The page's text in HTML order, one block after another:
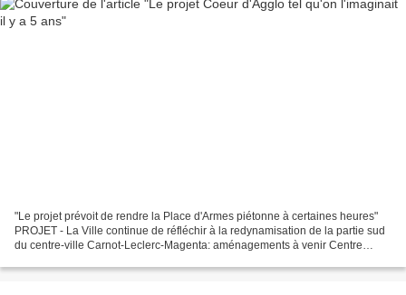
"Le projet prévoit de rendre la Place d'Armes piétonne à certaines heures"
PROJET - La Ville continue de réfléchir à la redynamisation de la partie sud
du centre-ville Carnot-Leclerc-Magenta: aménagements à venir Centre